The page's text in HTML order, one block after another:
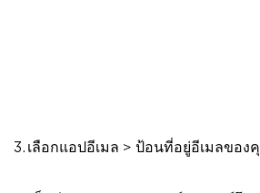
3. เลือกแอปอีเมล > ป้อนที่อยู่อีเมลของ